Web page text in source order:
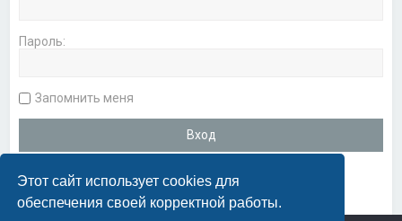
Этот сайт использует cookies для
обеспечения своей корректной работы.
Пароль:
Запомнить меня